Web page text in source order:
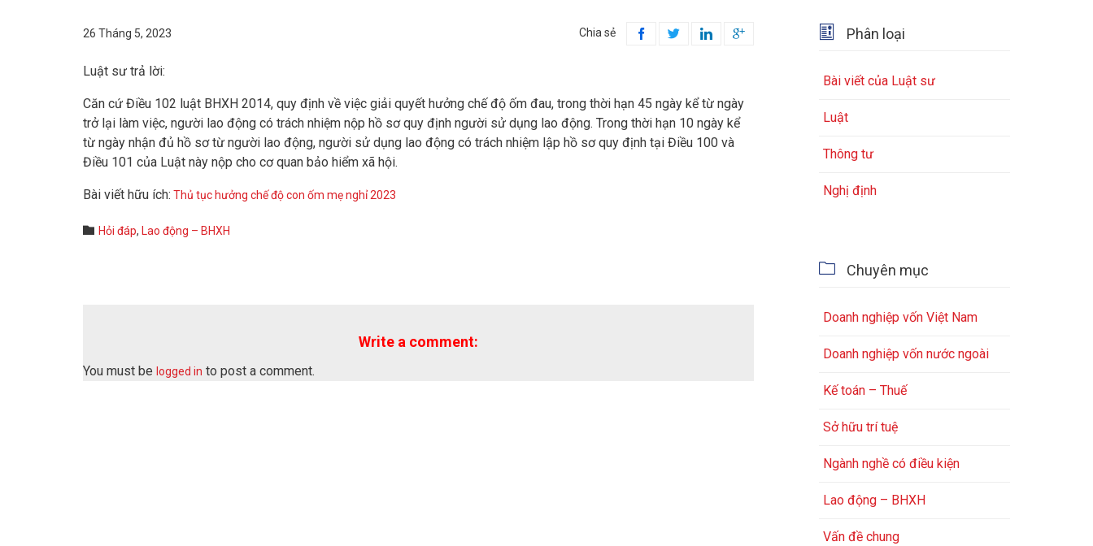
26 Tháng 5, 2023 Chia sẻ    
Luật sư trả lời:
Căn cứ Điều 102 luật BHXH 2014, quy định về việc giải quyết hưởng chế độ ốm đau, trong thời hạn 45 ngày kể từ ngày
trở lại làm việc, người lao động có trách nhiệm nộp hồ sơ quy định người sử dụng lao động. Trong thời hạn 10 ngày kể
từ ngày nhận đủ hồ sơ từ người lao động, người sử dụng lao động có trách nhiệm lập hồ sơ quy định tại Điều 100 và
Điều 101 của Luật này nộp cho cơ quan bảo hiểm xã hội.
Bài viết hữu ích: Thủ tục hưởng chế độ con ốm mẹ nghỉ 2023
 Category
Hỏi đáp, Lao động – BHXH
Write a comment:
You must be logged in to post a comment.
 Phân loại
Bài viết của Luật sư
Luật
Thông tư
Nghị định
 Chuyên mục
Doanh nghiệp vốn Việt Nam
Doanh nghiệp vốn nước ngoài
Kế toán – Thuế
Sở hữu trí tuệ
Ngành nghề có điều kiện
Lao động – BHXH
Vấn đề chung